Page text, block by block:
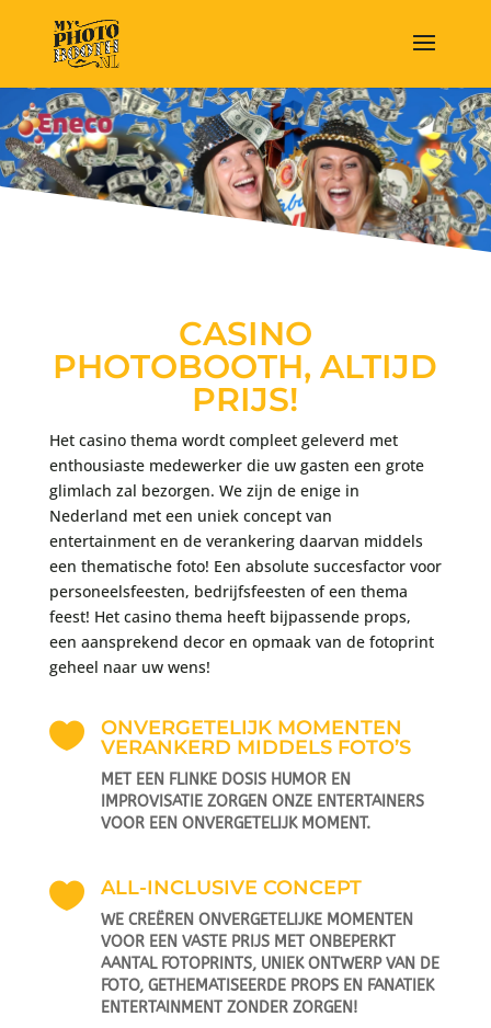
CASINO
PHOTOBOOTH, ALTIJD
PRIJS!
Het casino thema wordt compleet geleverd met
enthousiaste medewerker die uw gasten een grote
glimlach zal bezorgen. We zijn de enige in
Nederland met een uniek concept van
entertainment en de verankering daarvan middels
een thematische foto! Een absolute succesfactor voor
personeelsfeesten, bedrijfsfeesten of een thema
feest! Het casino thema heeft bijpassende props,
een aansprekend decor en opmaak van de fotoprint
geheel naar uw wens!

ONVERGETELIJK MOMENTEN
VERANKERD MIDDELS FOTO’S
MET EEN FLINKE DOSIS HUMOR EN
IMPROVISATIE ZORGEN ONZE ENTERTAINERS
VOOR EEN ONVERGETELIJK MOMENT.
 ALL-INCLUSIVE CONCEPT
WE CREËREN ONVERGETELIJKE MOMENTEN
VOOR EEN VASTE PRIJS MET ONBEPERKT
AANTAL FOTOPRINTS, UNIEK ONTWERP VAN DE
FOTO, GETHEMATISEERDE PROPS EN FANATIEK
ENTERTAINMENT ZONDER ZORGEN!